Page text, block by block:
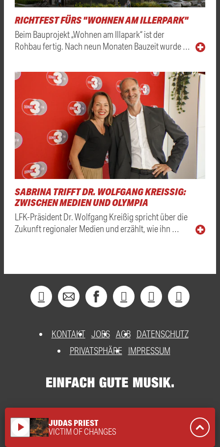
RICHTFEST FÜRS "WOHNEN AM ILLERPARK"
Beim Bauprojekt „Wohnen am Illapark“ ist der
Rohbau fertig. Nach neun Monaten Bauzeit wurde …
SABRINA TRIFFT DR. WOLFGANG KREISSIG: Z
WISCHEN MEDIEN UND OLYMPIA
LFK-Präsident Dr. Wolfgang Kreißig spricht über die
Zukunft regionaler Medien und erzählt, wie ihn …
KONTAKT JOBS AGB DATENSCHUTZ
PRIVATSPHÄRE
IMPRESSUM
play_arrow JUDAS PRIEST
VICTIM OF CHANGES